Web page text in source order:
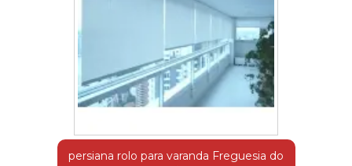
persiana rolo para varanda Freguesia do